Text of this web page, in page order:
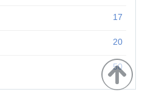
17
20
50